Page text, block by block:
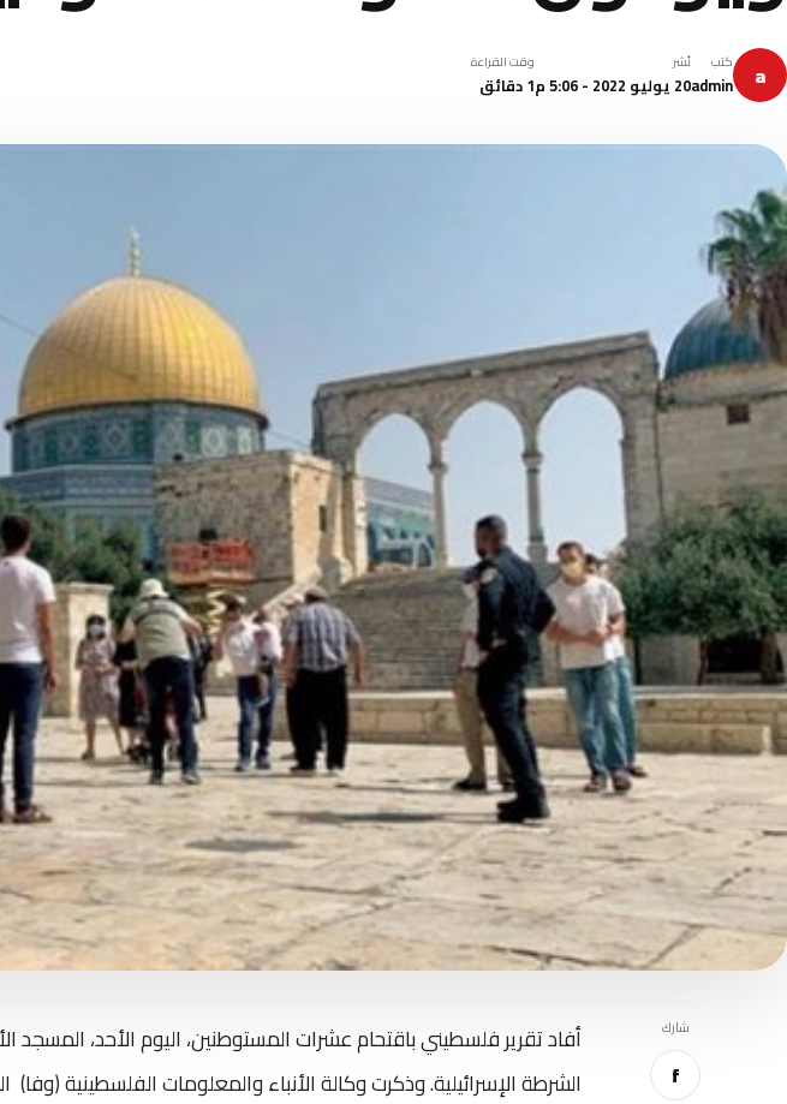
a كتب
admin
نُشر
20 يوليو 2022 - 5:06 م
وقت القراءة
1 دقائق
شارك
f
أفاد تقرير فلسطيني باقتحام عشرات المستوطنين، اليوم الأحد،
الشرطة الإسرائيلية.وذكرت وكالة الأنباء والمعلومات الفلسطينية